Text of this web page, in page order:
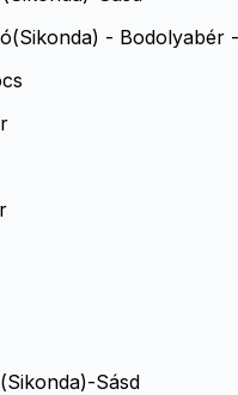
- Bodolyabér
Sásd